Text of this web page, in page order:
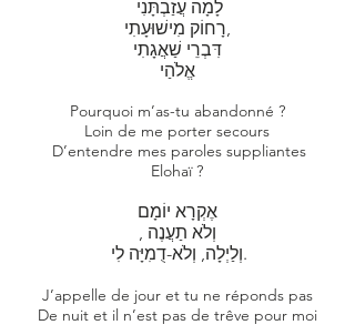
לָמָה עֲזַבְתָּנִי
רָחוֹק מִישׁוּעָתִי,
דִּבְרֵי שַׁאֲגָתִי
אֱלֹהַי
Pourquoi m’as-tu abandonné ?
Loin de me porter secours
D’entendre mes paroles suppliantes
Elohaï ?
אֶקְרָא יוֹמָם
, וְלֹא תַעֲנֶה
וְלַיְלָה, וְלֹא-דֻמִיָּה לִי.
J’appelle de jour et tu ne réponds pas
De nuit et il n’est pas de trêve pour moi